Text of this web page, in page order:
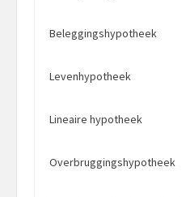
Beleggingshypotheek
Levenhypotheek
Lineaire hypotheek
Overbruggingshypotheek